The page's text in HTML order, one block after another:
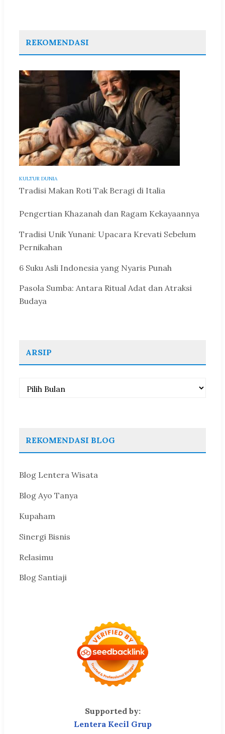
REKOMENDASI
KULTUR DUNIA
Tradisi Makan Roti Tak Beragi di Italia
Pengertian Khazanah dan Ragam Kekayaannya
Tradisi Unik Yunani: Upacara Krevati Sebelum
Pernikahan
6 Suku Asli Indonesia yang Nyaris Punah
Pasola Sumba: Antara Ritual Adat dan Atraksi
Budaya
ARSIP
Arsip
REKOMENDASI BLOG
Blog Lentera Wisata
Blog Ayo Tanya
Kupaham
Sinergi Bisnis
Relasimu
Blog Santiaji
Supported by:
Lentera Kecil Grup